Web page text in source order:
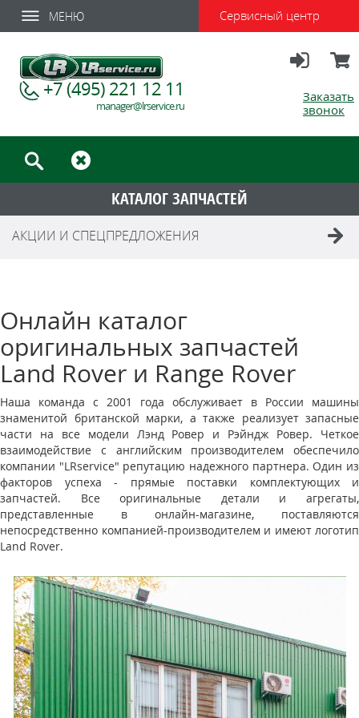
МЕНЮ Сервисный центр
Заказать
звонок
+7 (495) 221 12 11
manager@lrservice.ru
КАТАЛОГ ЗАПЧАСТЕЙ
АКЦИИ И СПЕЦПРЕДЛОЖЕНИЯ
Онлайн каталог
оригинальных запчастей
Land Rover и Range Rover
Наша команда с 2001 года обслуживает в России машины
знаменитой британской марки, а также реализует запасные
части на все модели Лэнд Ровер и Рэйндж Ровер. Четкое
взаимодействие с английским производителем обеспечило
компании "LRservice" репутацию надежного партнера. Один из
факторов успеха - прямые поставки комплектующих и
запчастей. Все оригинальные детали и агрегаты,
представленные в онлайн-магазине, поставляются
непосредственно компанией-производителем и имеют логотип
Land Rover.